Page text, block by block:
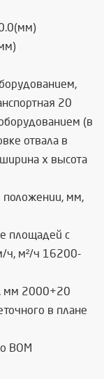
20
(в
отвала в
х высота
положении, мм,
площадей с
ч, м²/ч 16200-
мм 2000+20
в плане
ВОМ